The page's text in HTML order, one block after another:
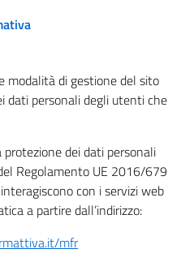
modalità di gestione del sito
personali degli utenti che
dei dati personali
Regolamento UE 2016/679
con i servizi web
a partire dall’indirizzo:
mfr